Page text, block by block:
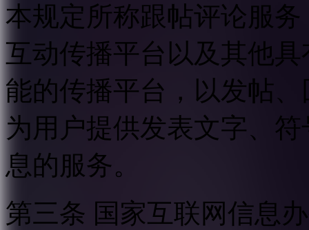
本规定所称跟帖评论服
互动传播平台以及其他
能的传播平台，以发帖
为用户提供发表文字、
息的服务。
第三条 国家互联网信息